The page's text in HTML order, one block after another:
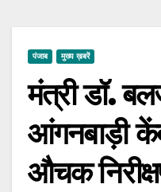
पंजाब मुख्य ख़बरें
मंत्री डॉ.
आंगनबाड़ी
औचक